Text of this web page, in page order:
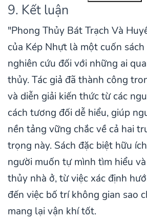
9. Kết luận
"Phong Thủy Bát Trạch Và
của Kép Nhựt là một cuốn
nghiên cứu đối với những ai
thủy. Tác giả đã thành công
và diễn giải kiến thức từ các
cách tương đối dễ hiểu, giúp
nền tảng vững chắc về cả hai
trọng này. Sách đặc biệt hữu
người muốn tự mình tìm hiểu
thủy nhà ở, từ việc xác định
đến việc bố trí không gian sao
mang lại vận khí tốt.